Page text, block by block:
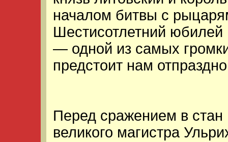
началом битвы с
Шестисотлетний
— одной из самых
предстоит нам
Перед сражением в стан
великого магистра